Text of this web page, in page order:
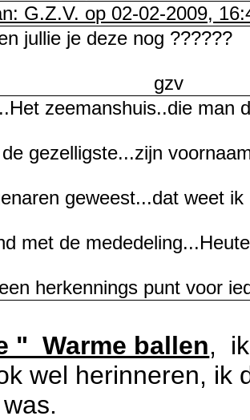
G.Z.V. op 02-02-2009,
jullie je deze nog ??????
zeemanshuis..die man
gezelligste...zijn
geweest...dat weet
met de
herkennings punt voor
" Warme ballen,
wel herinneren, ik